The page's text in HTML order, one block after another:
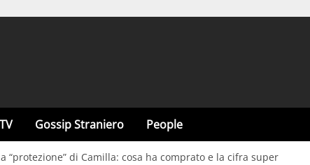
Gossip Straniero People
“protezione” di Camilla: cosa ha comprato e la cifra super